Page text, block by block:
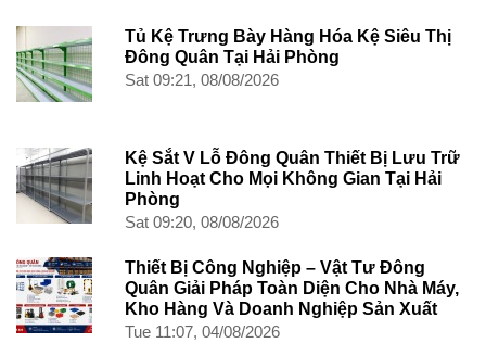
Tủ Kệ Trưng Bày Hàng Hóa Kệ Siêu Thị
Đông Quân Tại Hải Phòng
Sat 09:21, 08/08/2026
Kệ Sắt V Lỗ Đông Quân Thiết Bị Lưu Trữ
Linh Hoạt Cho Mọi Không Gian Tại Hải
Phòng
Sat 09:20, 08/08/2026
Thiết Bị Công Nghiệp – Vật Tư Đông
Quân Giải Pháp Toàn Diện Cho Nhà Máy,
Kho Hàng Và Doanh Nghiệp Sản Xuất
Tue 11:07, 04/08/2026